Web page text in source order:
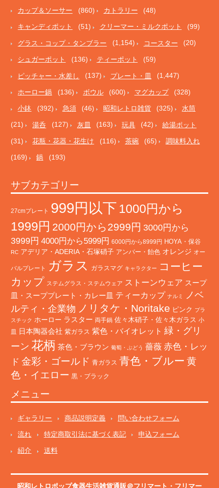
カップ＆ソーサー (860) カトラリー (48)
キャンディポット (51) クリーマー・ミルクポット (99)
グラス・コップ・タンブラー (1,154) コースター (20)
シュガーポット (136) ティーポット (59)
ピッチャー・水差し (137) プレート・皿 (1,447)
ホーロー鍋 (136) ボウル (600) マグカップ (328)
小鉢 (392) 急須 (46) 昭和レトロ雑貨 (325) 水筒
(21) 湯呑 (127) 灰皿 (163) 玩具 (42) 給湯ポット
(31) 花瓶・花器・花生け (116) 茶碗 (65) 調味料入れ
(169) 鍋 (193)
サブカテゴリー
27cmプレート 999円以下 1000円から
1999円 2000円から2999円 3000円から
3999円 4000円から5999円 6000円から8999円 HOYA・保谷
RC アデリア・ADERIA・石塚硝子 アンバー・飴色 オレンジ オー
バルプレート ガラス ガラスマグ キャラクター
コーヒー
カップ ステムグラス・ステムウェア ストーンウェア スープ
皿・スーププレート・カレー皿 ティーカップ ナルミ
ノベ
ルティ・企業物 ノリタケ・Noritake ピンク プラ
スチック ホーロー ラスター 両手鍋 佐々木硝子・佐々木ガラス 小
皿
日本陶器会社 紫ガラス 紫色・バイオレット 緑・グリ
ーン 花柄 茶色・ブラウン 葡萄・ぶどう 薔薇 赤色・レッ
ド 金彩・ゴールド 青ガラス 青色・ブルー 黄
色・イエロー 黒・ブラック
メニュー
ギャラリー 商品説明定義 問い合わせフォーム
流れ 特定商取引法に基づく表記 申込フォーム
紹介 送料
昭和レトロポップ食器生活雑貨通販＠フリマート ・ フリマー